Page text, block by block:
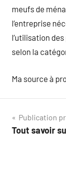
meufs de
l’entreprise
l’utilisation
selon la
Ma source à
de
Publication
Tout savoir